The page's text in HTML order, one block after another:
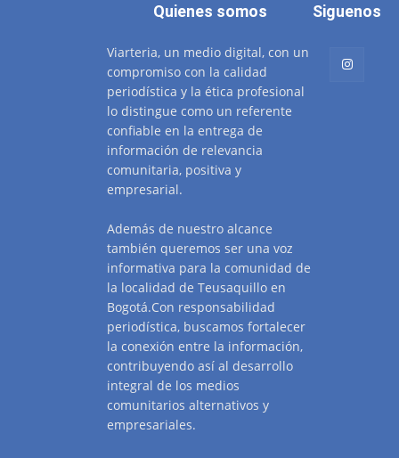
Quienes somos
Viarteria, un medio digital, con un
compromiso con la calidad
periodística y la ética profesional
lo distingue como un referente
confiable en la entrega de
información de relevancia
comunitaria, positiva y
empresarial.
Además de nuestro alcance
también queremos ser una voz
informativa para la comunidad de
la localidad de Teusaquillo en
Bogotá.Con responsabilidad
periodística, buscamos fortalecer
la conexión entre la información,
contribuyendo así al desarrollo
integral de los medios
comunitarios alternativos y
empresariales.
Siguenos